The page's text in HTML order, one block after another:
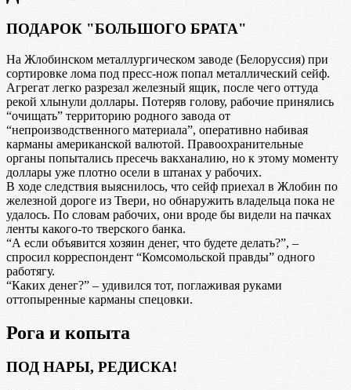
ПОДАРОК "БОЛЬШОГО БРАТА"
На Жлобинском металлургическом заводе (Белоруссия) при
сортировке лома под пресс-нож попал металлический сейф.
Агрегат легко разрезал железный ящик, после чего оттуда
рекой хлынули доллары. Потеряв голову, рабочие принялись
“очищать” территорию родного завода от
“непроизводственного материала”, оперативно набивая
карманы американской валютой. Правоохранительные
органы попытались пресечь вакханалию, но к этому моменту
доллары уже плотно осели в штанах у рабочих.
В ходе следствия выяснилось, что сейф приехал в Жлобин по
железной дороге из Твери, но обнаружить владельца пока не
удалось. По словам рабочих, они вроде бы видели на пачках
ленты какого-то тверского банка.
“А если объявится хозяин денег, что будете делать?”, –
спросил корреспондент “Комсомольской правды” одного
работягу.
“Каких денег?” – удивился тот, поглаживая руками
оттопыренные карманы спецовки.
Рога и копыта
ПОД НАРЫ, РЕДИСКА!